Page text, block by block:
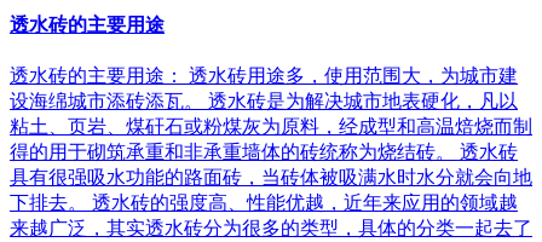
透水砖的主要用途
透水砖的主要用途： 透水砖用途多，使用范围大，为城市建
设海绵城市添砖添瓦。 透水砖是为解决城市地表硬化，凡以
粘土、页岩、煤矸石或粉煤灰为原料，经成型和高温焙烧而制
得的用于砌筑承重和非承重墙体的砖统称为烧结砖。 透水砖
具有很强吸水功能的路面砖，当砖体被吸满水时水分就会向地
下排去。 透水砖的强度高、性能优越，近年来应用的领域越
来越广泛，其实透水砖分为很多的类型，具体的分类一起去了